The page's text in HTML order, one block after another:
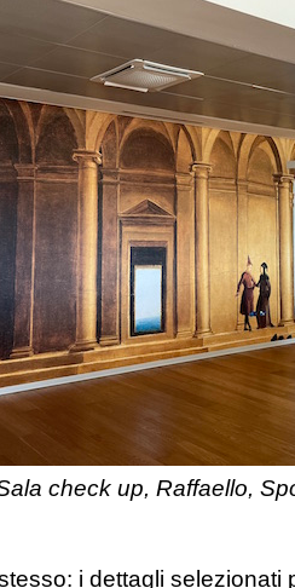
check up, Raffaello,
i dettagli selezionati